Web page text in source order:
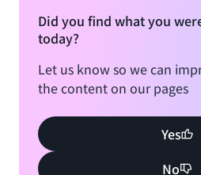
Did you find what you
today?
Let us know so we can
the content on our pages
Yes
No